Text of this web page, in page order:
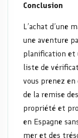
Conclusion
L’achat d’une
une aventure
planification et
liste de
vous prenez
de la remise
propriété et
en Espagne
mer et des